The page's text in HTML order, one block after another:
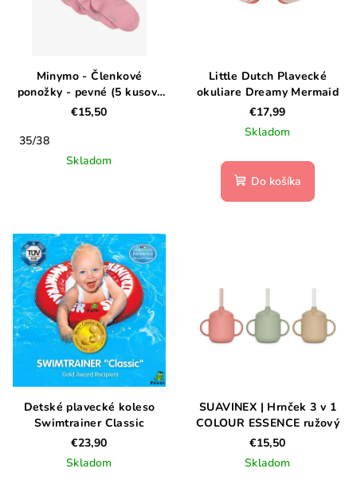
Minymo - Členkové
ponožky - pevné (5 kusov)
5077 - 509 - Ruža
€15,50
35/38
Skladom
Little Dutch Plavecké
okuliare Dreamy Mermaid
€17,99
Skladom
Do košíka
Detské plavecké koleso
Swimtrainer Classic
€23,90
Skladom
SUAVINEX | Hrnček 3 v 1
COLOUR ESSENCE ružový
€15,50
Skladom